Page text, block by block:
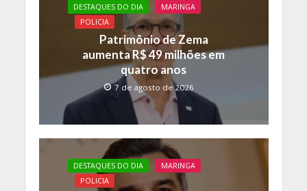
DESTAQUES DO DIA
MARINGA
POLICIA
Patrimônio de Zema
aumenta R$ 49 milhões em
quatro anos
7 de agosto de 2026
DESTAQUES DO DIA
MARINGA
POLICIA